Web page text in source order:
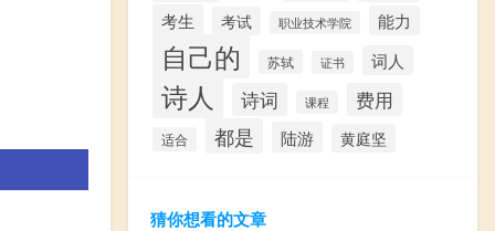
考生 考试 职业技术学院 能力
自己的 苏轼 证书 词人
诗人 诗词 课程 费用
适合 都是 陆游 黄庭坚
猜你想看的文章